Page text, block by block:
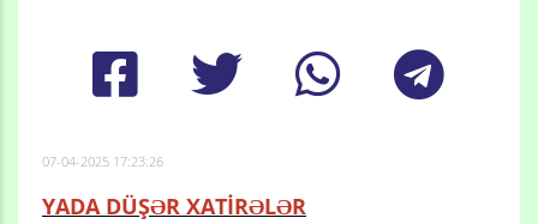
07-04-2025 17:23:26
YADA DÜŞƏR XATİRƏLƏR